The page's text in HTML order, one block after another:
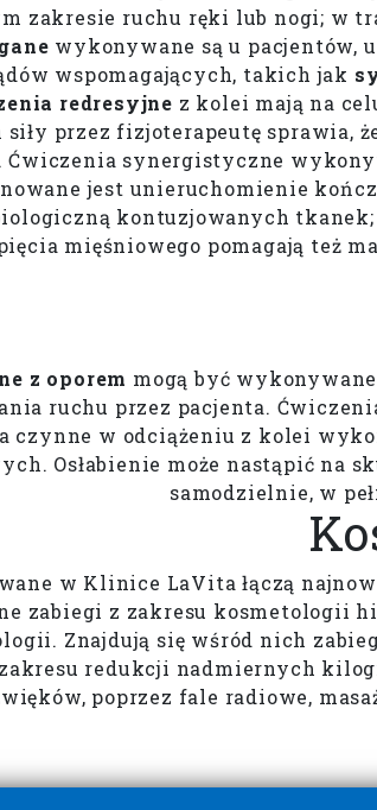
zakresie ruchu ręki lub nogi; w
wykonywane są u pacjentów,
wspomagających, takich jak
redresyjne z kolei mają na
przez fizjoterapeutę sprawia,
Ćwiczenia synergistyczne
jest unieruchomienie
kontuzjowanych
mięśniowego pomagają też
z oporem mogą być
ruchu przez pacjenta.
czynne w odciążeniu z kolei
Osłabienie może nastąpić
samodzielnie, w
w Klinice LaVita łączą
zabiegi z zakresu kosmetologii
Znajdują się wśród nich
redukcji nadmiernych
poprzez fale radiowe,